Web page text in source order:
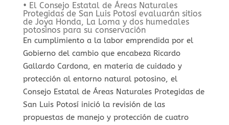
• El Consejo Estatal de Áreas Naturales
Protegidas de San Luis Potosí evaluarán sitios
de Joya Honda, La Loma y dos humedales
potosinos para su conservación
En cumplimiento a la labor emprendida por el
Gobierno del cambio que encabeza Ricardo
Gallardo Cardona, en materia de cuidado y
protección al entorno natural potosino, el
Consejo Estatal de Áreas Naturales Protegidas de
San Luis Potosí inició la revisión de las
propuestas de manejo y protección de cuatro